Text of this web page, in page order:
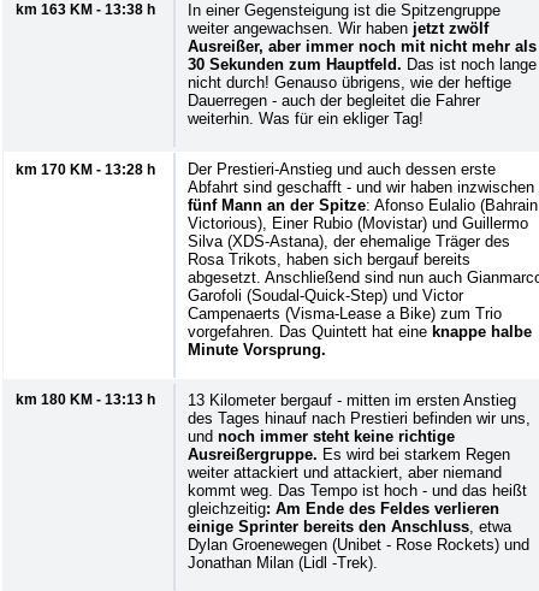
km 163 KM - 13:38 h
In einer Gegensteigung ist die Spitzengruppe
weiter angewachsen. Wir haben jetzt zwölf
Ausreißer, aber immer noch mit nicht mehr als
30 Sekunden zum Hauptfeld. Das ist noch lange
nicht durch! Genauso übrigens, wie der heftige
Dauerregen - auch der begleitet die Fahrer
weiterhin. Was für ein ekliger Tag!
km 170 KM - 13:28 h
Der Prestieri-Anstieg und auch dessen erste
Abfahrt sind geschafft - und wir haben inzwischen
fünf Mann an der Spitze: Afonso Eulalio (Bahrain
Victorious), Einer Rubio (Movistar) und Guillermo
Silva (XDS-Astana), der ehemalige Träger des
Rosa Trikots, haben sich bergauf bereits
abgesetzt. Anschließend sind nun auch
Garofoli (Soudal-Quick-Step) und Victor
Campenaerts (Visma-Lease a Bike) zum Trio
vorgefahren. Das Quintett hat eine knappe halbe
Minute Vorsprung.
km 180 KM - 13:13 h
13 Kilometer bergauf - mitten im ersten Anstieg
des Tages hinauf nach Prestieri befinden wir uns,
und noch immer steht keine richtige
Ausreißergruppe. Es wird bei starkem Regen
weiter attackiert und attackiert, aber niemand
kommt weg. Das Tempo ist hoch - und das heißt
gleichzeitig: Am Ende des Feldes verlieren
einige Sprinter bereits den Anschluss, etwa
Dylan Groenewegen (Unibet - Rose Rockets) und
Jonathan Milan (Lidl -Trek).